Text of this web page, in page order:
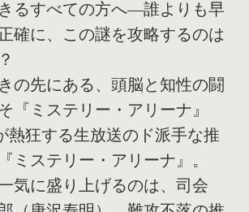
るすべての方へ―誰よりも早
確に、この謎を攻略するのは
の先にある、頭脳と知性の闘
『ミステリー・アリーナ』
熱狂する生放送のド派手な推
ミステリー・アリーナ』。
気に盛り上げるのは、司会